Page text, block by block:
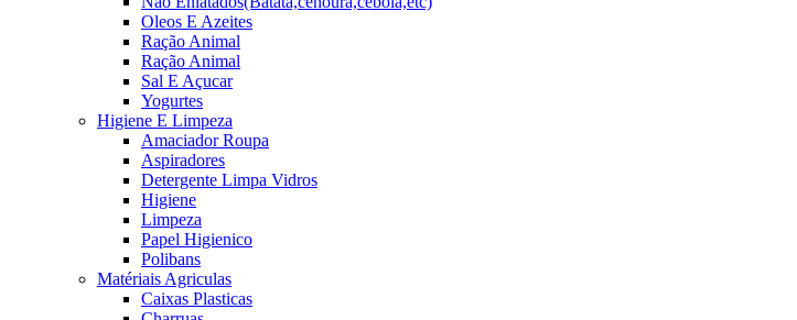
Oleos E Azeites
Ração Animal
Ração Animal
Sal E Açucar
Yogurtes
Higiene E Limpeza
Amaciador Roupa
Aspiradores
Detergente Limpa Vidros
Higiene
Limpeza
Papel Higienico
Polibans
Matériais Agriculas
Caixas Plasticas